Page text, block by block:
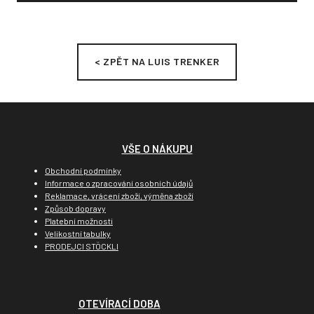
< ZPĚT NA LUIS TRENKER
VŠE O NÁKUPU
Obchodní podmínky
Informace o zpracování osobních údajů
Reklamace, vrácení zboží, výměna zboží
Způsob dopravy
Platební možnosti
Velikostní tabulky
PRODEJCI STÖCKLI
OTEVÍRACÍ DOBA